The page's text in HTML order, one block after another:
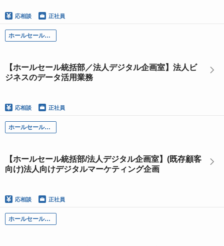
応相談 正社員
ホールセール部門
【ホールセール統括部／法人デジタル企画室】法人ビ
ジネスのデータ活用業務
応相談 正社員
ホールセール部門
【ホールセール統括部/法人デジタル企画室】(既存顧客
向け)法人向けデジタルマーケティング企画
応相談 正社員
ホールセール部門